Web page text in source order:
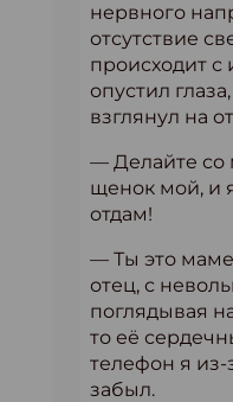
нервного
отсутствие
происходит
опустил
взглянул на
— Делайте со
щенок мой, и
отдам!
— Ты это
отец, с
поглядывая
то её
телефон я из-
забыл.